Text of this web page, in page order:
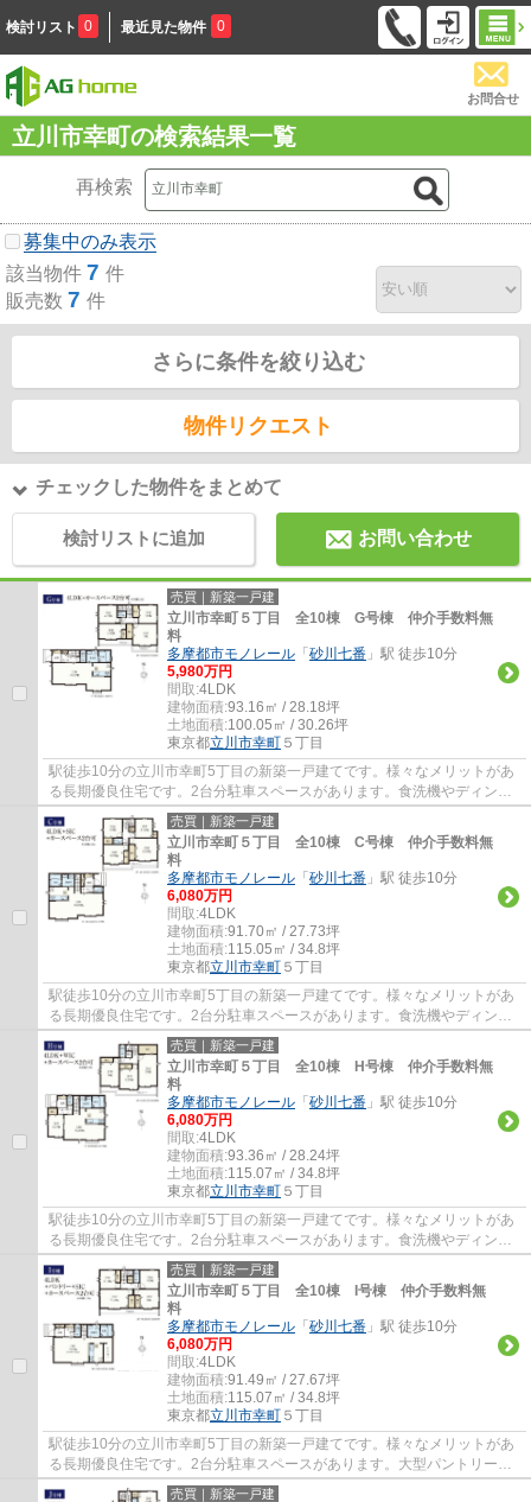
検討リスト 0 最近見た物件 0
お問合せ
立川市幸町の検索結果一覧
再検索
募集中のみ表示
該当物件 7 件
販売数 7 件
さらに条件を絞り込む
物件リクエスト
チェックした物件をまとめて
検討リストに追加 お問い合わせ
売買｜新築一戸建
立川市幸町５丁目 全10棟 G号棟 仲介手数料無
料
多摩都市モノレール 「 砂川七番 」駅 徒歩10分
5,980万円
間取:4LDK
建物面積:93.16㎡ / 28.18坪
土地面積:100.05㎡ / 30.26坪
東京都立川市幸町 ５丁目
駅徒歩10分の立川市幸町5丁目の新築一戸建てです。様々なメリットがあ
る長期優良住宅です。2台分駐車スペースがあります。食洗機やディンプ
ルキー等、設備も充実しています。立川市で...
売買｜新築一戸建
立川市幸町５丁目 全10棟 C号棟 仲介手数料無
料
多摩都市モノレール 「 砂川七番 」駅 徒歩10分
6,080万円
間取:4LDK
建物面積:91.70㎡ / 27.73坪
土地面積:115.05㎡ / 34.8坪
東京都立川市幸町 ５丁目
駅徒歩10分の立川市幸町5丁目の新築一戸建てです。様々なメリットがあ
る長期優良住宅です。2台分駐車スペースがあります。食洗機やディンプ
ルキー等、設備も充実しています。立川市で...
売買｜新築一戸建
立川市幸町５丁目 全10棟 H号棟 仲介手数料無
料
多摩都市モノレール 「 砂川七番 」駅 徒歩10分
6,080万円
間取:4LDK
建物面積:93.36㎡ / 28.24坪
土地面積:115.07㎡ / 34.8坪
東京都立川市幸町 ５丁目
駅徒歩10分の立川市幸町5丁目の新築一戸建てです。様々なメリットがあ
る長期優良住宅です。2台分駐車スペースがあります。食洗機やディンプ
ルキー等、設備も充実しています。立川市で...
売買｜新築一戸建
立川市幸町５丁目 全10棟 I号棟 仲介手数料無
料
多摩都市モノレール 「 砂川七番 」駅 徒歩10分
6,080万円
間取:4LDK
建物面積:91.49㎡ / 27.67坪
土地面積:115.07㎡ / 34.8坪
東京都立川市幸町 ５丁目
駅徒歩10分の立川市幸町5丁目の新築一戸建てです。様々なメリットがあ
る長期優良住宅です。2台分駐車スペースがあります。大型パントリーが
あるので食品の収納に便利です。食洗機やデ...
売買｜新築一戸建